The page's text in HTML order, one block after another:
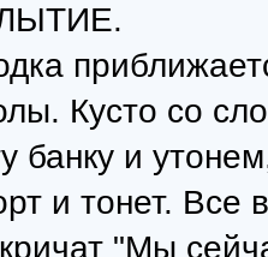
Кусто со
банку и
и тонет. Все
"Мы